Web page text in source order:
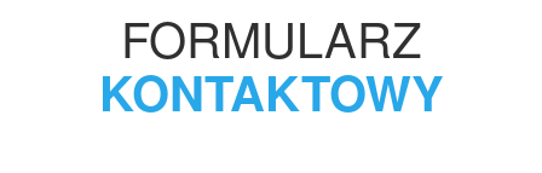
FORMULARZ
KONTAKTOWY